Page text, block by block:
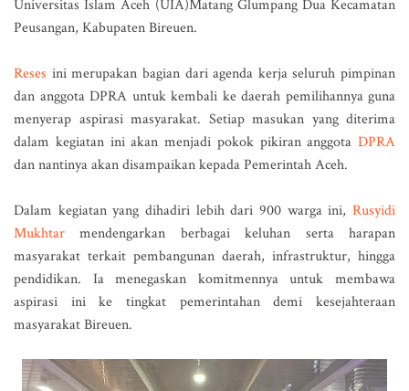
Universitas Islam Aceh (UIA)Matang Glumpang Dua Kecamatan
Peusangan, Kabupaten Bireuen.
Reses ini merupakan bagian dari agenda kerja seluruh pimpinan
dan anggota DPRA untuk kembali ke daerah pemilihannya guna
menyerap aspirasi masyarakat. Setiap masukan yang diterima
dalam kegiatan ini akan menjadi pokok pikiran anggota DPRA
dan nantinya akan disampaikan kepada Pemerintah Aceh.
Dalam kegiatan yang dihadiri lebih dari 900 warga ini, Rusyidi
Mukhtar mendengarkan berbagai keluhan serta harapan
masyarakat terkait pembangunan daerah, infrastruktur, hingga
pendidikan. Ia menegaskan komitmennya untuk membawa
aspirasi ini ke tingkat pemerintahan demi kesejahteraan
masyarakat Bireuen.